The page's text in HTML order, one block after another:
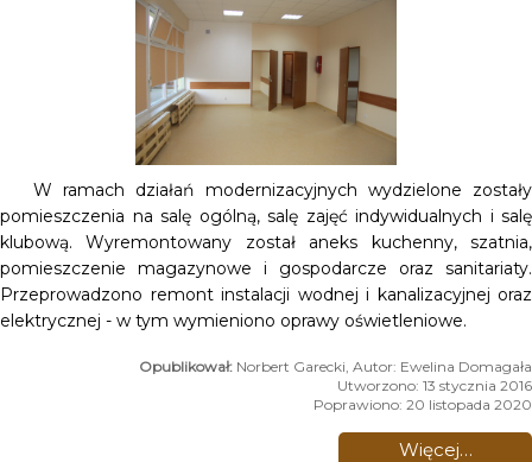
W ramach działań modernizacyjnych wydzielone zostały
pomieszczenia na salę ogólną, salę zajęć indywidualnych i salę
klubową. Wyremontowany został aneks kuchenny, szatnia,
pomieszczenie magazynowe i gospodarcze oraz sanitariaty.
Przeprowadzono remont instalacji wodnej i kanalizacyjnej oraz
elektrycznej - w tym wymieniono oprawy oświetleniowe.
Norbert Garecki, Autor: Ewelina Domagała
Utworzono: 13 stycznia 2016
Poprawiono: 20 listopada 2020
Więcej…